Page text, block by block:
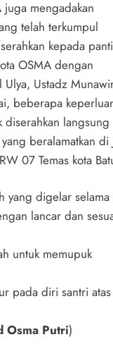
mengadakan
telah terkumpul
kepada panti
OSMA dengan
Ustadz
beberapa
diserahkan langsung
beralamatkan di
07 Temas kota
yang digelar
lancar dan
untuk memupuk
pada diri santri atas
Osma Putri)